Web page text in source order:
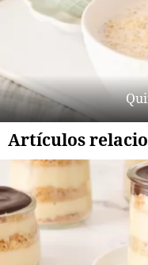
Artículos